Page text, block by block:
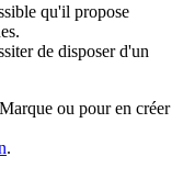
qu'il propose
de disposer d'un
ou pour en créer
.